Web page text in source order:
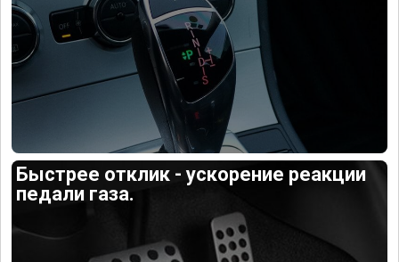
Быстрее отклик - ускорение реакции
педали газа.